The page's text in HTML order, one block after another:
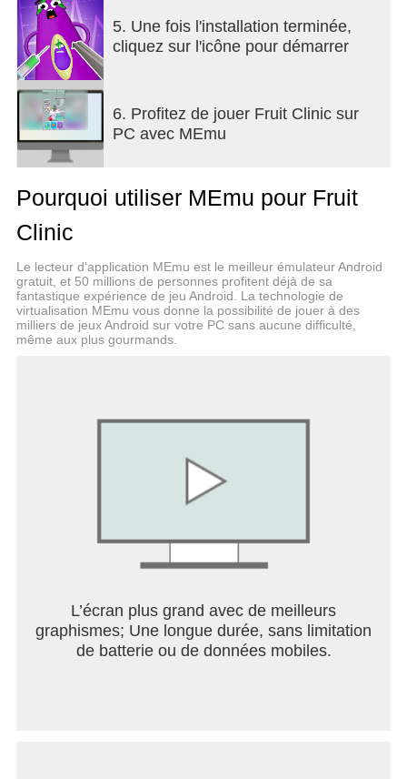
5. Une fois l'installation terminée,
cliquez sur l'icône pour démarrer
6. Profitez de jouer Fruit Clinic sur
PC avec MEmu
Pourquoi utiliser MEmu pour Fruit
Clinic
Le lecteur d'application MEmu est le meilleur émulateur Android
gratuit, et 50 millions de personnes profitent déjà de sa
fantastique expérience de jeu Android. La technologie de
virtualisation MEmu vous donne la possibilité de jouer à des
milliers de jeux Android sur votre PC sans aucune difficulté,
même aux plus gourmands.
L’écran plus grand avec de meilleurs
graphismes; Une longue durée, sans limitation
de batterie ou de données mobiles.